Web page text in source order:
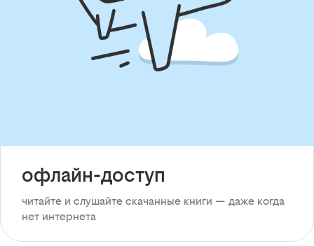
офлайн-доступ
читайте и слушайте скачанные книги — даже когда
нет интернета